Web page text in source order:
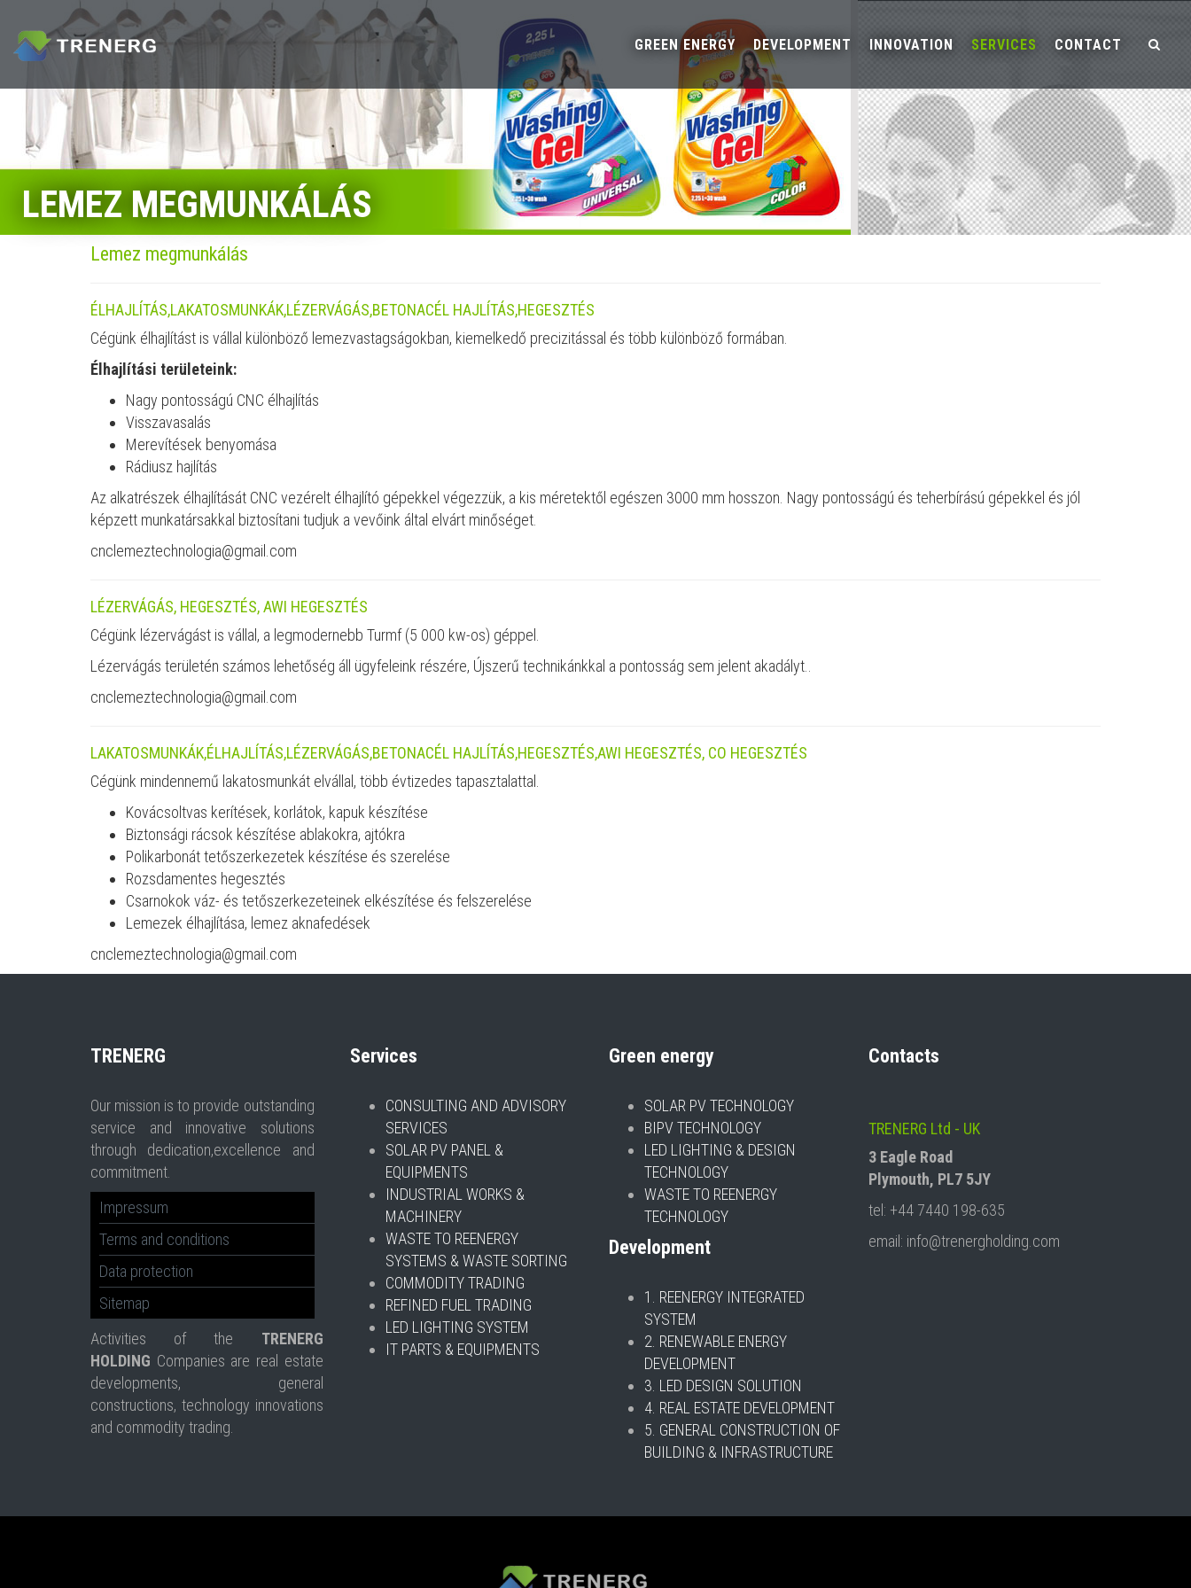
Skip to main content
Search form
GREEN ENERGY DEVELOPMENT INNOVATION SERVICES CONTACT
LEMEZ MEGMUNKÁLÁS
Lemez megmunkálás
ÉLHAJLÍTÁS,LAKATOSMUNKÁK,LÉZERVÁGÁS,BETONACÉL HAJLÍTÁS,HEGESZTÉS
Cégünk élhajlítást is vállal különböző lemezvastagságokban, kiemelkedő precizitással és több különböző formában.
Élhajlítási területeink:
Nagy pontosságú CNC élhajlítás
Visszavasalás
Merevítések benyomása
Rádiusz hajlítás
Az alkatrészek élhajlítását CNC vezérelt élhajlító gépekkel végezzük, a kis méretektől egészen 3000 mm hosszon. Nagy pontosságú és teherbírású gépekkel és jól
képzett munkatársakkal biztosítani tudjuk a vevőink által elvárt minőséget.
cnclemeztechnologia@gmail.com
LÉZERVÁGÁS, HEGESZTÉS, AWI HEGESZTÉS
Cégünk lézervágást is vállal, a legmodernebb Turmf (5 000 kw-os) géppel.
Lézervágás területén számos lehetőség áll ügyfeleink részére, Újszerű technikánkkal a pontosság sem jelent akadályt..
cnclemeztechnologia@gmail.com
LAKATOSMUNKÁK,ÉLHAJLÍTÁS,LÉZERVÁGÁS,BETONACÉL HAJLÍTÁS,HEGESZTÉS,AWI HEGESZTÉS, CO HEGESZTÉS
Cégünk mindennemű lakatosmunkát elvállal, több évtizedes tapasztalattal.
Kovácsoltvas kerítések, korlátok, kapuk készítése
Biztonsági rácsok készítése ablakokra, ajtókra
Polikarbonát tetőszerkezetek készítése és szerelése
Rozsdamentes hegesztés
Csarnokok váz- és tetőszerkezeteinek elkészítése és felszerelése
Lemezek élhajlítása, lemez aknafedések
cnclemeztechnologia@gmail.com
TRENERG
Our mission is to provide outstanding
service and innovative solutions
through dedication,excellence and
commitment.
Impressum
Terms and conditions
Data protection
Sitemap
Activities of the TRENERG
HOLDING Companies are real estate
developments, general
constructions, technology innovations
and commodity trading.
Services
CONSULTING AND ADVISORY
SERVICES
SOLAR PV PANEL &
EQUIPMENTS
INDUSTRIAL WORKS &
MACHINERY
WASTE TO REENERGY
SYSTEMS & WASTE SORTING
COMMODITY TRADING
REFINED FUEL TRADING
LED LIGHTING SYSTEM
IT PARTS & EQUIPMENTS
Green energy
SOLAR PV TECHNOLOGY
BIPV TECHNOLOGY
LED LIGHTING & DESIGN
TECHNOLOGY
WASTE TO REENERGY
TECHNOLOGY
Development
1. REENERGY INTEGRATED
SYSTEM
2. RENEWABLE ENERGY
DEVELOPMENT
3. LED DESIGN SOLUTION
4. REAL ESTATE DEVELOPMENT
5. GENERAL CONSTRUCTION OF
BUILDING & INFRASTRUCTURE
Contacts
TRENERG Ltd - UK
3 Eagle Road
Plymouth, PL7 5JY
tel: +44 7440 198-635
email: info@trenergholding.com